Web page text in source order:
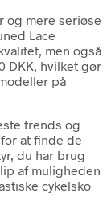
og mere seriøse
Lace
men også
DKK, hvilket gør
på
trends og
at finde de
du har brug
af muligheden
cykelsko